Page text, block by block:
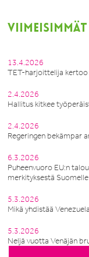
VIIMEISIMMÄT
13.4.2026
TET-harjoittelija kertoo
2.4.2026
Hallitus kitkee
2.4.2026
Regeringen bekämpar
6.3.2026
Puheenvuoro EU:n
merkityksestä Suomelle
5.3.2026
Mikä yhdistää
5.3.2026
Neljä vuotta Venäjän